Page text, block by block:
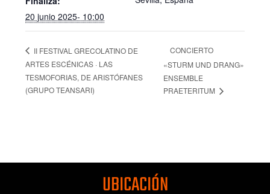
20 junio 2025- 10:00
II FESTIVAL GRECOLATINO DE
ARTES ESCÉNICAS · LAS
TESMOFORIAS, DE ARISTÓFANES
(GRUPO TEANSARI)
CONCIERTO
«STURM UND DRANG»
ENSEMBLE
PRAETERITUM
UBICACIÓN